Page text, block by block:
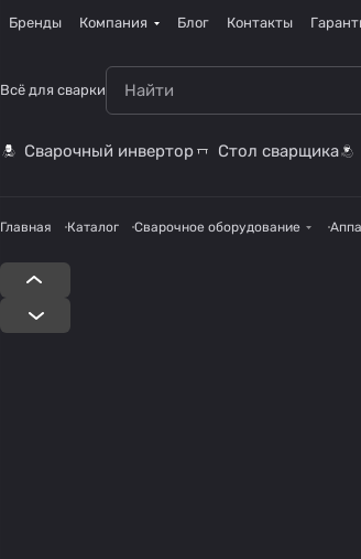
Бренды Компания Блог Контакты
Всё для сварки
Сварочный инвертор Стол сварщика
Главная Каталог Сварочное оборудование